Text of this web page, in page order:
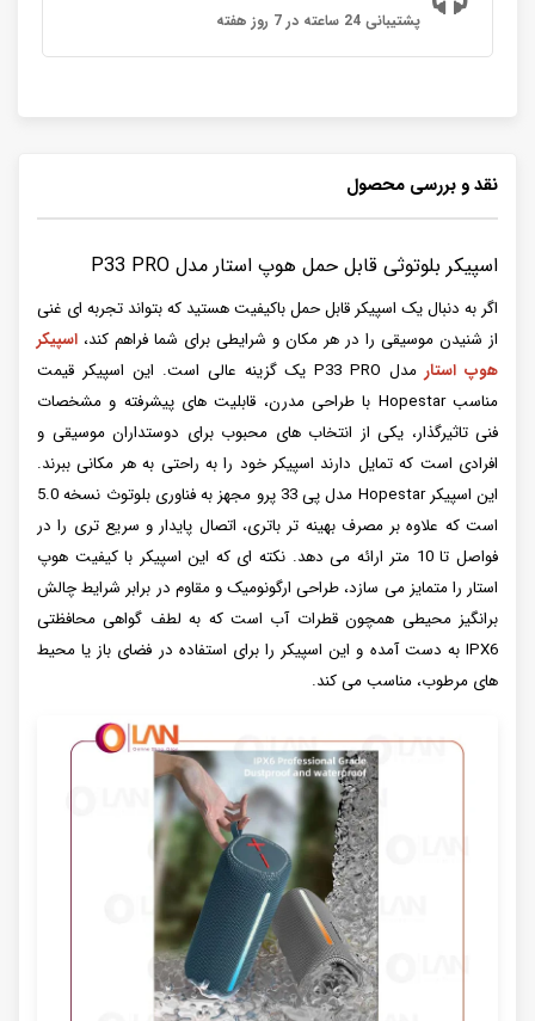
پشتیبانی 24 ساعته در 7 روز هفته
نقد و بررسی محصول
اسپیکر بلوتوثی قابل حمل هوپ استار مدل P33 PRO
اگر به دنبال یک اسپیکر قابل حمل باکیفیت هستید که بتواند تجربه ای غنی
از شنیدن موسیقی را در هر مکان و شرایطی برای شما فراهم کند، اسپیکر
هوپ استار
مدل P33 PRO یک گزینه عالی است. این اسپیکر قیمت
مناسب Hopestar با طراحی مدرن، قابلیت های پیشرفته و مشخصات
فنی تاثیرگذار، یکی از انتخاب های محبوب برای دوستداران موسیقی و
افرادی است که تمایل دارند اسپیکر خود را به راحتی به هر مکانی ببرند.
این اسپیکر Hopestar مدل پی 33 پرو مجهز به فناوری بلوتوث نسخه 5.0
است که علاوه بر مصرف بهینه تر باتری، اتصال پایدار و سریع تری را در
فواصل تا 10 متر ارائه می دهد. نکته ای که این اسپیکر با کیفیت هوپ
استار را متمایز می سازد، طراحی ارگونومیک و مقاوم در برابر شرایط چالش
برانگیز محیطی همچون قطرات آب است که به لطف گواهی محافظتی
IPX6 به دست آمده و این اسپیکر را برای استفاده در فضای باز یا محیط
های مرطوب، مناسب می کند.